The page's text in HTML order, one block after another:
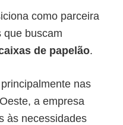
como parceira
que buscam
de papelão.
nas
a empresa
às necessidades